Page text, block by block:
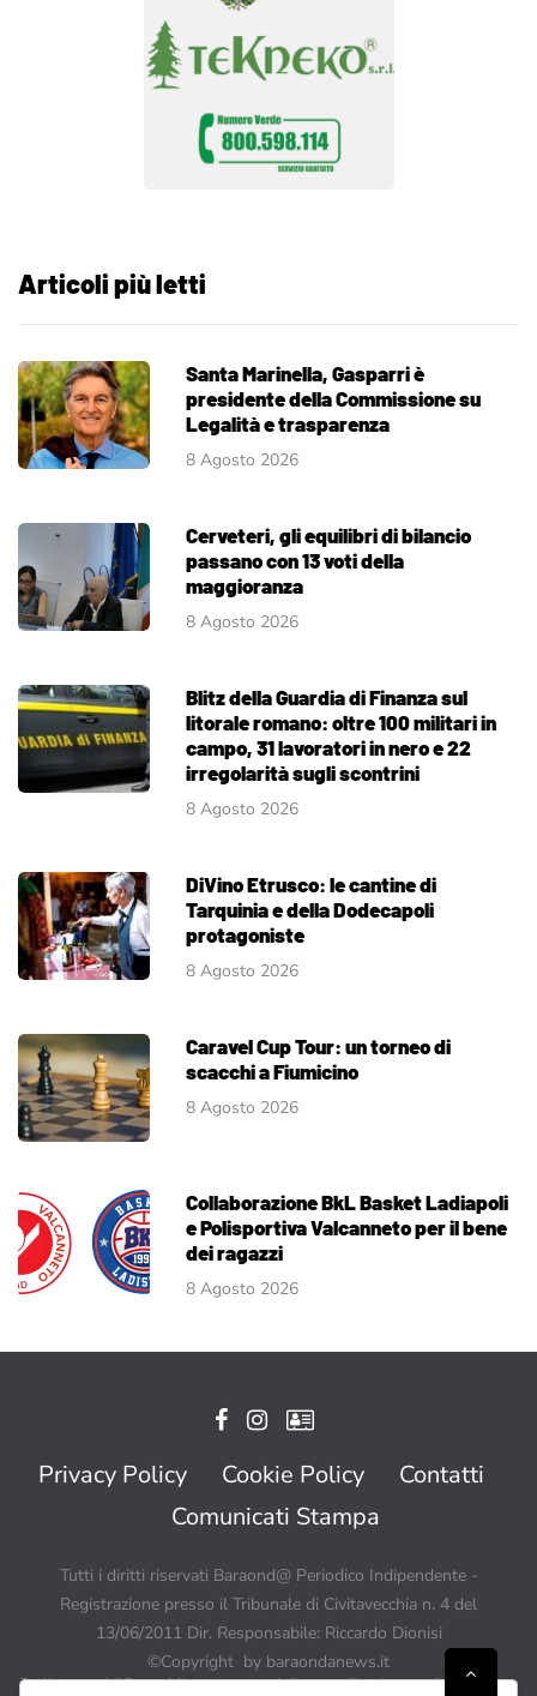
Articoli più letti
Santa Marinella, Gasparri è
presidente della Commissione su
Legalità e trasparenza
8 Agosto 2026
Cerveteri, gli equilibri di bilancio
passano con 13 voti della
maggioranza
8 Agosto 2026
Blitz della Guardia di Finanza sul
litorale romano: oltre 100 militari in
campo, 31 lavoratori in nero e 22
irregolarità sugli scontrini
8 Agosto 2026
DiVino Etrusco: le cantine di
Tarquinia e della Dodecapoli
protagoniste
8 Agosto 2026
Caravel Cup Tour: un torneo di
scacchi a Fiumicino
8 Agosto 2026
Collaborazione BkL Basket Ladiapoli
e Polisportiva Valcanneto per il bene
dei ragazzi
8 Agosto 2026
Privacy Policy Cookie Policy
Contatti
Comunicati Stampa
Tutti i diritti riservati Baraond@ Periodico Indipendente -
Registrazione presso il Tribunale di Civitavecchia n. 4 del
13/06/2011 Dir. Responsabile: Riccardo Dionisi
©Copyright by baraondanews.it
Tutti i contenuti di BaraondaNews possono quindi essere utilizzati a patto di citare sempre